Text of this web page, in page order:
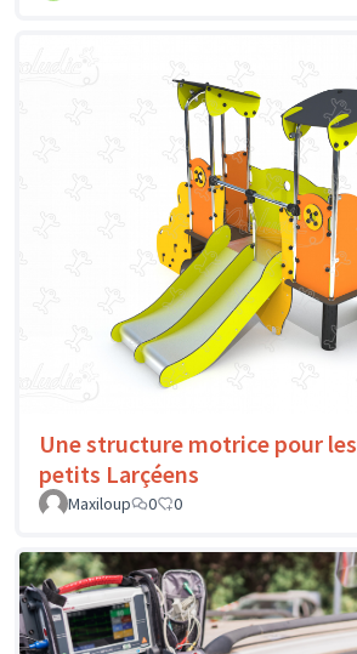
Une structure motrice pour les
petits Larçéens
Maxiloup
0 0